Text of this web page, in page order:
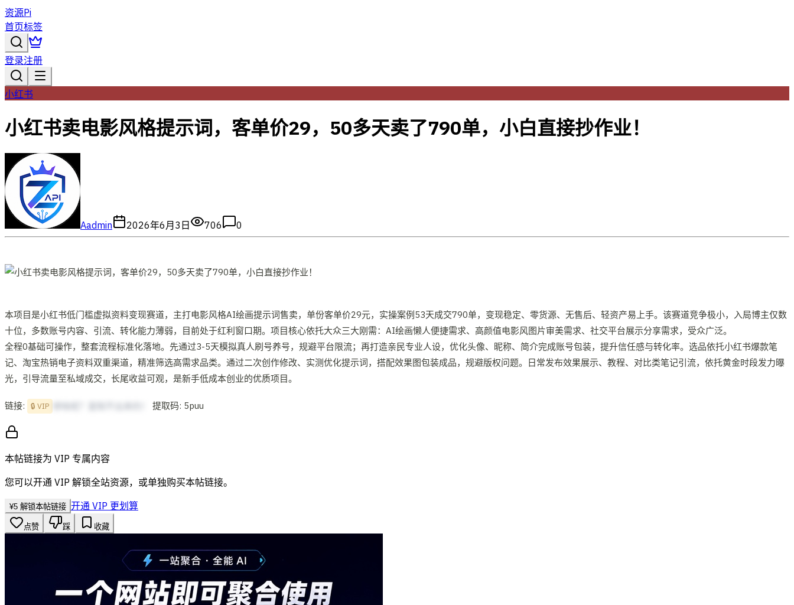
资源Pi
首页标签
登录注册
小红书
小红书卖电影风格提示词，客单价29，50多天卖了790单，小白直接抄作业！
Aadmin 2026年6月3日 706 0
本项目是小红书低门槛虚拟资料变现赛道，主打电影风格AI绘画提示词售卖，单份客单价29元，实操案例53天成交790单，变现稳定、零货源、无售后、轻资产易上手。该赛道竞争极小，入局博主仅数
十位，多数账号内容、引流、转化能力薄弱，目前处于红利窗口期。项目核心依托大众三大刚需：AI绘画懒人便捷需求、高颜值电影风图片审美需求、社交平台展示分享需求，受众广泛。
全程0基础可操作，整套流程标准化落地。先通过3-5天模拟真人刷号养号，规避平台限流；再打造亲民专业人设，优化头像、昵称、简介完成账号包装，提升信任感与转化率。选品依托小红书爆款笔
记、淘宝热销电子资料双重渠道，精准筛选高需求品类。通过二次创作修改、实测优化提示词，搭配效果图包装成品，规避版权问题。日常发布效果展示、教程、对比类笔记引流，依托黄金时段发力曝
光，引导流量至私域成交，长尾收益可观，是新手低成本创业的优质项目。
链接: 🔒 VIP 提取码: 5puu
本帖链接为 VIP 专属内容
您可以开通 VIP 解锁全站资源，或单独购买本帖链接。
¥5 解锁本帖链接 开通 VIP 更划算
点赞 踩 收藏